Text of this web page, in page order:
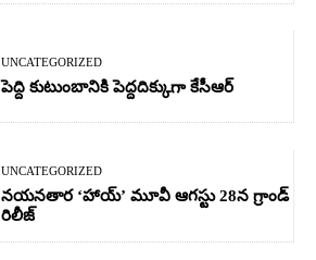
UNCATEGORIZED
పెద్ది కుటుంబానికి పెద్దదిక్కుగా కేసీఆర్
UNCATEGORIZED
నయనతార ‘హాయ్’ మూవీ ఆగస్టు 28న గ్రాండ్
రిలీజ్